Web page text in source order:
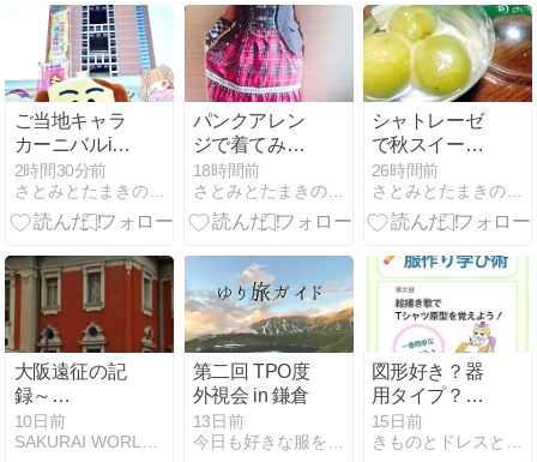
ご当地キャラ
カーニバルin
ぐんま2025
へ！初対面の
推しキャラに
2時間30分前
さとみとたまきのあれがそれなブログ。
パンクアレン
ジで着てみ
た！シャーロ
ットの水曜日
コーデでご当
ントへ！
18時間前
さとみとたまきのあれがそれなブログ。
シャトレーゼ
で秋スイーツ
をお迎え♪シャ
インマスカッ
トゼリー＆ハ
子が可愛すぎ
た♡
26時間前
さとみとたまきのあれがそれなブログ。
大阪遠征の記
録～
7/4(土)Romantic
A La Mode25
10日前
第二回 TPO度
外視会 in 鎌倉
13日前
図形好き？器
用タイプ？あ
なたに合う洋
裁の始め方｜
15日前